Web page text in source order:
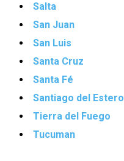
Salta
San Juan
San Luis
Santa Cruz
Santa Fé
Santiago del Estero
Tierra del Fuego
Tucuman